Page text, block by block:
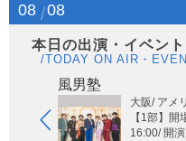
08 08
本日の出演・イベント
/TODAY ON AIR・
風男塾
大阪/ アメ
【1部】
16:00/ 開